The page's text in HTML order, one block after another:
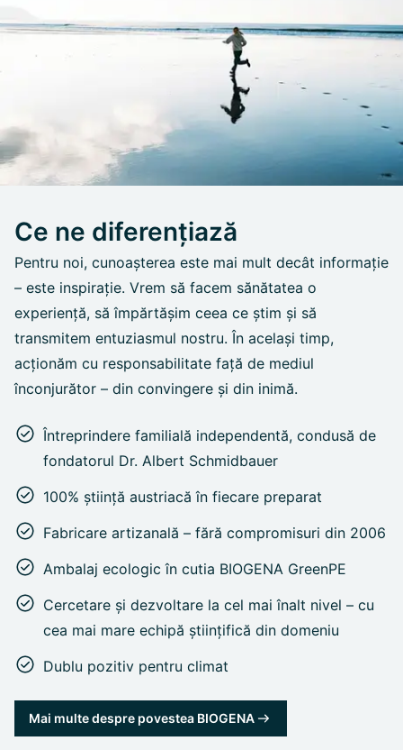
Ce ne diferențiază
Pentru noi, cunoașterea este mai mult decât informație
– este inspirație. Vrem să facem sănătatea o
experiență, să împărtășim ceea ce știm și să
transmitem entuziasmul nostru. În același timp,
acționăm cu responsabilitate față de mediul
înconjurător – din convingere și din inimă.
Întreprindere familială independentă, condusă de
fondatorul Dr. Albert Schmidbauer
100% știință austriacă în fiecare preparat
Fabricare artizanală – fără compromisuri din 2006
Ambalaj ecologic în cutia BIOGENA GreenPE
Cercetare și dezvoltare la cel mai înalt nivel – cu
cea mai mare echipă științifică din domeniu
Dublu pozitiv pentru climat
Mai multe despre povestea BIOGENA